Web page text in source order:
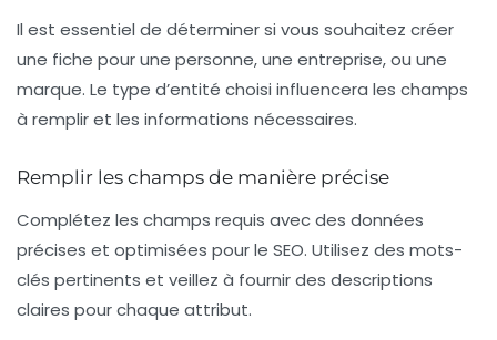
Il est essentiel de déterminer si vous souhaitez créer
une fiche pour une personne, une entreprise, ou une
marque. Le type d’entité choisi influencera les champs
à remplir et les informations nécessaires.
Remplir les champs de manière précise
Complétez les champs requis avec des données
précises et optimisées pour le SEO. Utilisez des mots-
clés pertinents et veillez à fournir des descriptions
claires pour chaque attribut.